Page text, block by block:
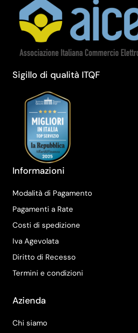
Sigillo di qualità ITQF
Informazioni
Modalità di Pagamento
Pagamenti a Rate
Costi di spedizione
Iva Agevolata
Diritto di Recesso
Termini e condizioni
Azienda
Chi siamo